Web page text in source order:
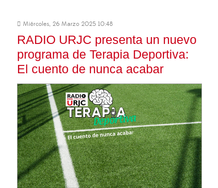
Miércoles, 26 Marzo 2025 10:48
RADIO URJC presenta un nuevo
programa de Terapia Deportiva:
El cuento de nunca acabar